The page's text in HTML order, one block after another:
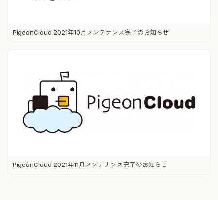
PigeonCloud 2021年10月メンテナンス完了のお知らせ
PigeonCloud 2021年11月メンテナンス完了のお知らせ